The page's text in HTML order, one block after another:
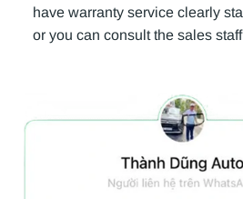
have warranty service clearly
or you can consult the sales